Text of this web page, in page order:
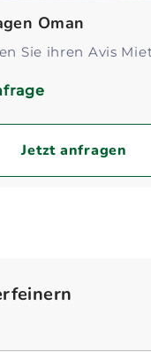
Oman
Sie ihren Avis
Jetzt anfragen